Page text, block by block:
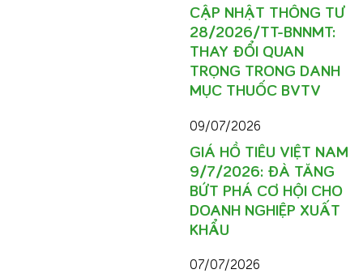
CẬP NHẬT THÔNG TƯ
28/2026/TT-BNNMT:
THAY ĐỔI QUAN
TRỌNG TRONG DANH
MỤC THUỐC BVTV
09/07/2026
GIÁ HỒ TIÊU VIỆT NAM
9/7/2026: ĐÀ TĂNG
BỨT PHÁ CƠ HỘI CHO
DOANH NGHIỆP XUẤT
KHẨU
07/07/2026